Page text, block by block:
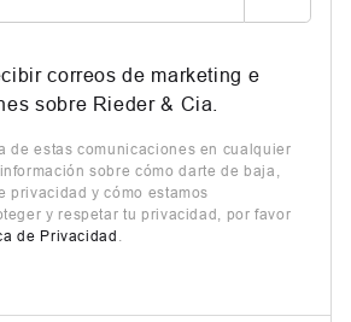
correos de marketing e
sobre Rieder & Cia.
de estas comunicaciones en cualquier
sobre cómo darte de baja,
privacidad y cómo estamos
y respetar tu privacidad, por favor
de Privacidad .